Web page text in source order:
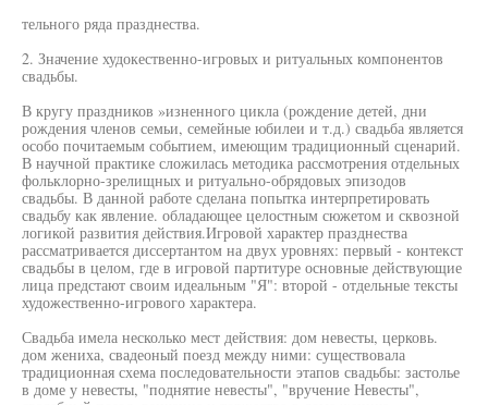
тельного ряда празднества.
2. Значение худокественно-игровых и ритуальных компонентов
свадьбы.
В кругу праздников »изненного цикла (рождение детей, дни
рождения членов семьи, семейные юбилеи и т.д.) свадьба является
особо почитаемым событием, имеющим традиционный сценарий.
В научной практике сложилась методика рассмотрения отдельных
фольклорно-зрелищных и ритуально-обрядовых эпизодов
свадьбы. В данной работе сделана попытка интерпретировать
свадьбу как явление. обладающее целостным сюжетом и сквозной
логикой развития действия.Игровой характер празднества
рассматривается диссертантом на двух уровнях: первый - контекст
свадьбы в целом, где в игровой партитуре основные действующие
лица предстают своим идеальным "Я": второй - отдельные тексты
художественно-игрового характера.
Свадьба имела несколько мест действия: дом невесты, церковь.
дом жениха, свадеоный поезд между ними: существовала
традиционная схема последовательности этапов свадьбы: застолье
в доме у невесты, "поднятие невесты", "вручение Невесты",